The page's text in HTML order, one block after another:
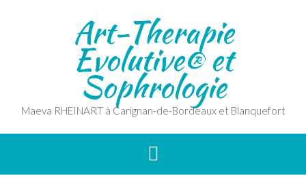
Art-Therapie
Evolutive® et
Sophrologie
Maeva RHEINART à Carignan-de-Bordeaux et Blanquefort